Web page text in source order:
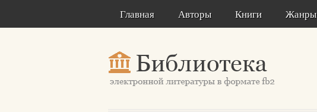
Главная Авторы Книги Жанры